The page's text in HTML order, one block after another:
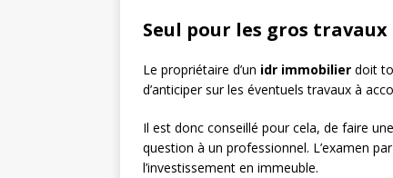
Seul pour les gros travaux
Le propriétaire d’un idr immobilier doit
d’anticiper sur les éventuels travaux à
Il est donc conseillé pour cela, de faire
question à un professionnel. L’examen
l’investissement en immeuble.